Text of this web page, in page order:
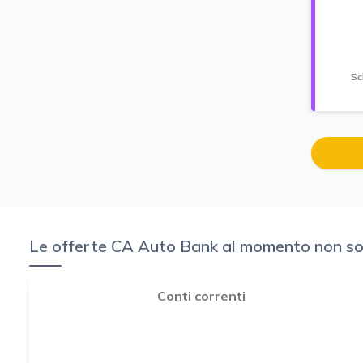
Le offerte CA Auto Bank al momento non
Conti correnti